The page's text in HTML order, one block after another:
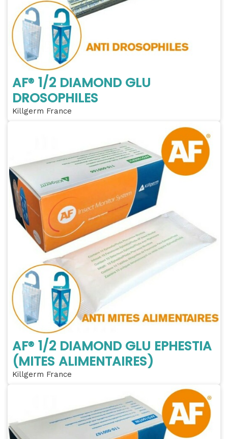
AF® 1/2 DIAMOND GLU
DROSOPHILES
Killgerm France
AF® 1/2 DIAMOND GLU EPHESTIA
(MITES ALIMENTAIRES)
Killgerm France